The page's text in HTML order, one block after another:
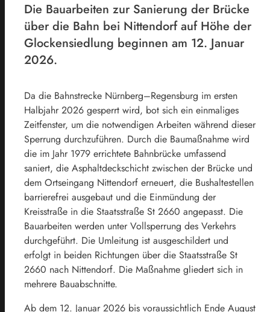
Die Bauarbeiten zur Sanierung der Brücke
über die Bahn bei Nittendorf auf Höhe der
Glockensiedlung beginnen am 12. Januar
2026.
Da die Bahnstrecke Nürnberg–Regensburg im ersten
Halbjahr 2026 gesperrt wird, bot sich ein einmaliges
Zeitfenster, um die notwendigen Arbeiten während dieser
Sperrung durchzuführen. Durch die Baumaßnahme wird
die im Jahr 1979 errichtete Bahnbrücke umfassend
saniert, die Asphaltdeckschicht zwischen der Brücke und
dem Ortseingang Nittendorf erneuert, die Bushaltestellen
barrierefrei ausgebaut und die Einmündung der
Kreisstraße in die Staatsstraße St 2660 angepasst. Die
Bauarbeiten werden unter Vollsperrung des Verkehrs
durchgeführt. Die Umleitung ist ausgeschildert und
erfolgt in beiden Richtungen über die Staatsstraße St
2660 nach Nittendorf. Die Maßnahme gliedert sich in
mehrere Bauabschnitte.
Ab dem 12. Januar 2026 bis voraussichtlich Ende August